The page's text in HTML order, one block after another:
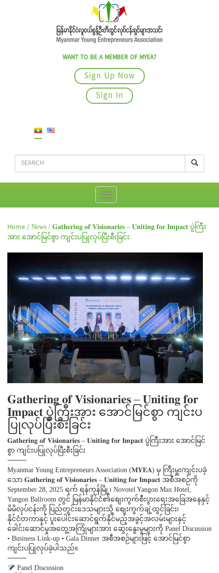
WANT TO BE A MEMBER OF MYEA?
Sign Up Now
Sign In
Home / News / 𝐆𝐚𝐭𝐡𝐞𝐫𝐢𝐧𝐠 𝐨𝐟 𝐕𝐢𝐬𝐢𝐨𝐧𝐚𝐫𝐢𝐞𝐬 – 𝐔𝐧𝐢𝐭𝐢𝐧𝐠 𝐟𝐨𝐫 𝐈𝐦𝐩𝐚𝐜𝐭 ပွဲကြီး
အား အောင်မြင်စွာ ကျင်းပပြုလုပ်ပြီးစီးခြင်း
𝐆𝐚𝐭𝐡𝐞𝐫𝐢𝐧𝐠 𝐨𝐟 𝐕𝐢𝐬𝐢𝐨𝐧𝐚𝐫𝐢𝐞𝐬 – 𝐔𝐧𝐢𝐭𝐢𝐧𝐠 𝐟𝐨𝐫
𝐈𝐦𝐩𝐚𝐜𝐭 ပွဲကြီးအား အောင်မြင်စွာ ကျင်းပ
ပြုလုပ်ပြီးစီးခြင်း
𝐆𝐚𝐭𝐡𝐞𝐫𝐢𝐧𝐠 𝐨𝐟 𝐕𝐢𝐬𝐢𝐨𝐧𝐚𝐫𝐢𝐞𝐬 – 𝐔𝐧𝐢𝐭𝐢𝐧𝐠 𝐟𝐨𝐫 𝐈𝐦𝐩𝐚𝐜𝐭 ပွဲကြီးအား အောင်မြင်
စွာ ကျင်းပပြုလုပ်ပြီးစီးခြင်း
⸻
Myanmar Young Entrepreneurs Association (𝐌𝐘𝐄𝐀) မှ ကြီးမှူးကျင်းပခဲ့
သော 𝐆𝐚𝐭𝐡𝐞𝐫𝐢𝐧𝐠 𝐨𝐟 𝐕𝐢𝐬𝐢𝐨𝐧𝐚𝐫𝐢𝐞𝐬 – 𝐔𝐧𝐢𝐭𝐢𝐧𝐠 𝐟𝐨𝐫 𝐈𝐦𝐩𝐚𝐜𝐭 အစီအစဉ်ကို
September 28, 2025 ရက် ရန်ကုန်မြို့၊ Novotel Yangon Max Hotel,
Yangon Ballroom တွင် မြန်မာနိုင်ငံ၏စျေးကွက်စီးပွားရေးအခြေအနေနှင့်
မိမိလုပ်ငန်းကို ပြည်တွင်းဒေသများသို့ စျေးကွက်ချဲ့ထွင်ခြင်း၊
နိုင်ငံတကာနှင့် ပူးပေါင်းဆောင်ရွက်နိုင်မည့်အခွင့်အလမ်းများနှင့်
ခေါင်းဆောင်မှုအတွေ့အကြုံများအား ဆွေးနွေးမှုများကို Panel Discussion
• Business Link-up • Gala Dinner အစီအစဉ်များဖြင့် အောင်မြင်စွာ
ကျင်းပပြုလုပ်ခဲ့ပါသည်။
⸻
Panel Discussion